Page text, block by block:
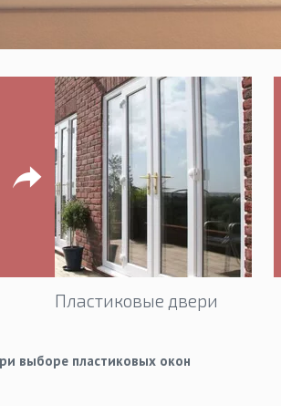
Пластиковые двери
выборе пластиковых окон